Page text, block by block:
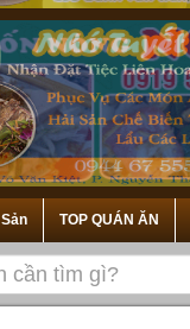
TOP QUÁN ĂN